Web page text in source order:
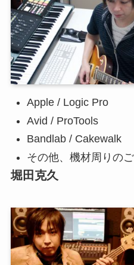
Apple / Logic Pro
Avid / ProTools
Bandlab / Cakewalk
その他、機材周りの
堀田克久